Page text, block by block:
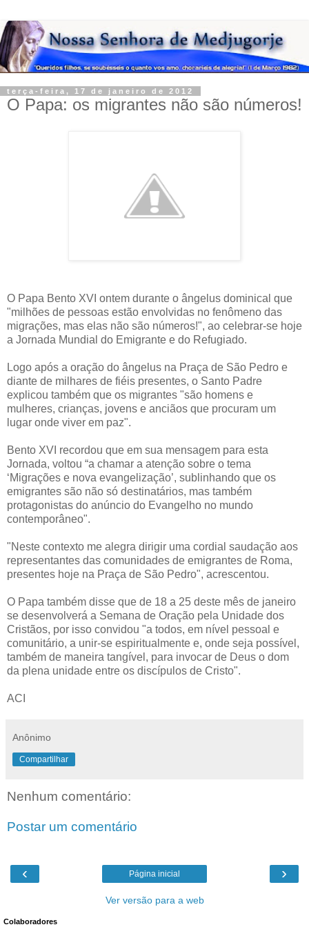
terça-feira, 17 de janeiro de 2012
O Papa: os migrantes não são números!
O Papa Bento XVI ontem durante o ângelus dominical que
"milhões de pessoas estão envolvidas no fenômeno das
migrações, mas elas não são números!", ao celebrar-se hoje
a Jornada Mundial do Emigrante e do Refugiado.
Logo após a oração do ângelus na Praça de São Pedro e
diante de milhares de fiéis presentes, o Santo Padre
explicou também que os migrantes "são homens e
mulheres, crianças, jovens e anciãos que procuram um
lugar onde viver em paz".
Bento XVI recordou que em sua mensagem para esta
Jornada, voltou “a chamar a atenção sobre o tema
‘Migrações e nova evangelização’, sublinhando que os
emigrantes são não só destinatários, mas também
protagonistas do anúncio do Evangelho no mundo
contemporâneo".
"Neste contexto me alegra dirigir uma cordial saudação aos
representantes das comunidades de emigrantes de Roma,
presentes hoje na Praça de São Pedro", acrescentou.
O Papa também disse que de 18 a 25 deste mês de janeiro
se desenvolverá a Semana de Oração pela Unidade dos
Cristãos, por isso convidou "a todos, em nível pessoal e
comunitário, a unir-se espiritualmente e, onde seja possível,
também de maneira tangível, para invocar de Deus o dom
da plena unidade entre os discípulos de Cristo".
ACI
Anônimo
Compartilhar
Nenhum comentário:
Postar um comentário
‹ ›
Página inicial
Ver versão para a web
Colaboradores